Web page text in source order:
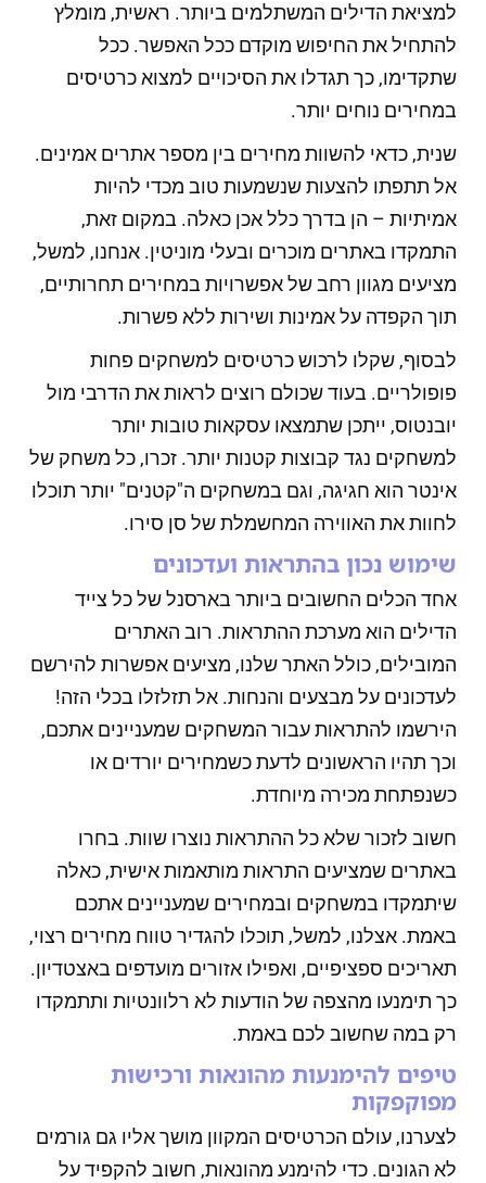
למציאת הדילים המשתלמים ביותר. ראשית, מומלץ
להתחיל את החיפוש מוקדם ככל האפשר. ככל
שתקדימו, כך תגדלו את הסיכויים למצוא כרטיסים
במחירים נוחים יותר.
שנית, כדאי להשוות מחירים בין מספר אתרים אמינים.
אל תתפתו להצעות שנשמעות טוב מכדי להיות
אמיתיות – הן בדרך כלל אכן כאלה. במקום זאת,
התמקדו באתרים מוכרים ובעלי מוניטין. אנחנו, למשל,
מציעים מגוון רחב של אפשרויות במחירים תחרותיים,
תוך הקפדה על אמינות ושירות ללא פשרות.
לבסוף, שקלו לרכוש כרטיסים למשחקים פחות
פופולריים. בעוד שכולם רוצים לראות את הדרבי מול
יובנטוס, ייתכן שתמצאו עסקאות טובות יותר
למשחקים נגד קבוצות קטנות יותר. זכרו, כל משחק של
אינטר הוא חגיגה, וגם במשחקים ה"קטנים" יותר תוכלו
לחוות את האווירה המחשמלת של סן סירו.
שימוש נכון בהתראות ועדכונים
אחד הכלים החשובים ביותר בארסנל של כל צייד
הדילים הוא מערכת ההתראות. רוב האתרים
המובילים, כולל האתר שלנו, מציעים אפשרות להירשם
לעדכונים על מבצעים והנחות. אל תזלזלו בכלי הזה!
הירשמו להתראות עבור המשחקים שמעניינים אתכם,
וכך תהיו הראשונים לדעת כשמחירים יורדים או
כשנפתחת מכירה מיוחדת.
חשוב לזכור שלא כל ההתראות נוצרו שוות. בחרו
באתרים שמציעים התראות מותאמות אישית, כאלה
שיתמקדו במשחקים ובמחירים שמעניינים אתכם
באמת. אצלנו, למשל, תוכלו להגדיר טווח מחירים רצוי,
תאריכים ספציפיים, ואפילו אזורים מועדפים באצטדיון.
כך תימנעו מהצפה של הודעות לא רלוונטיות ותתמקדו
רק במה שחשוב לכם באמת.
טיפים להימנעות מהונאות ורכישות
מפוקפקות
לצערנו, עולם הכרטיסים המקוון מושך אליו גם גורמים
לא הגונים. כדי להימנע מהונאות, חשוב להקפיד על